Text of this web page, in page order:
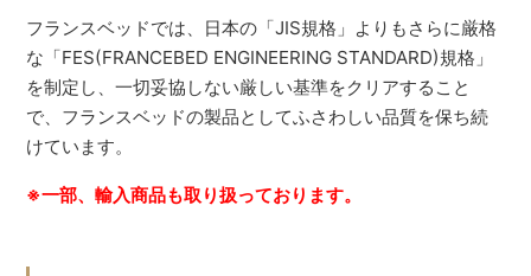
フランスベッドでは、日本の「JIS規格」よりもさらに厳格
な「FES(FRANCEBED ENGINEERING STANDARD)規格」
を制定し、一切妥協しない厳しい基準をクリアすること
で、フランスベッドの製品としてふさわしい品質を保ち続
けています。
※一部、輸入商品も取り扱っております。